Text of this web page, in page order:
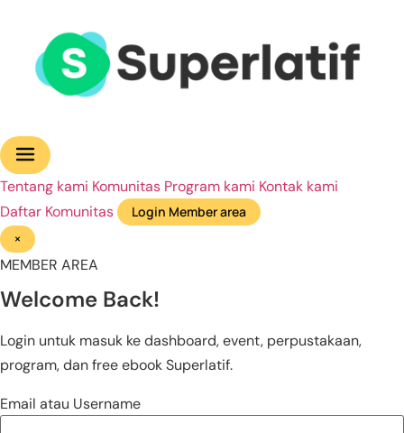
Tentang kami Komunitas Program kami Kontak kami
Daftar Komunitas
Login Member area
×
MEMBER AREA
Welcome Back!
Login untuk masuk ke dashboard, event, perpustakaan,
program, dan free ebook Superlatif.
Email atau Username